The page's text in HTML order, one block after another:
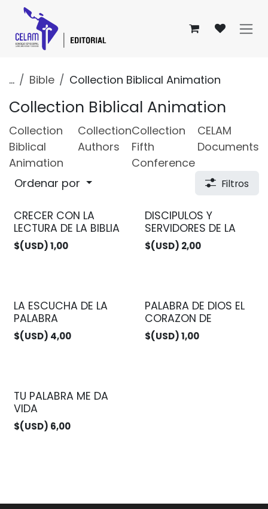
Ir al contenido
... Bible Collection Biblical Animation
Collection Biblical Animation
Collection
Biblical
Animation
Collection
Authors
Collection
Fifth
Conference
CELAM
Documents
Ordenar por Filtros
CRECER CON LA
LECTURA DE LA BIBLIA
$(USD)1,00
DISCIPULOS Y
SERVIDORES DE LA
$(USD) 2,00
LA ESCUCHA DE LA
PALABRA
$(USD) 4,00
PALABRA DE DIOS EL
CORAZON DE
$(USD)1,00
TU PALABRA ME DA
VIDA
$(USD) 6,00